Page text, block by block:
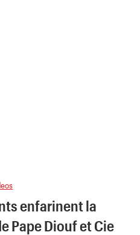
enfarinent la
Pape Diouf et Cie